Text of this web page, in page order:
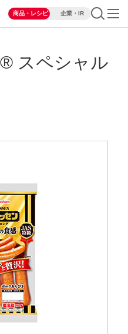
商品・レシピ 企業・IR
スペシャル